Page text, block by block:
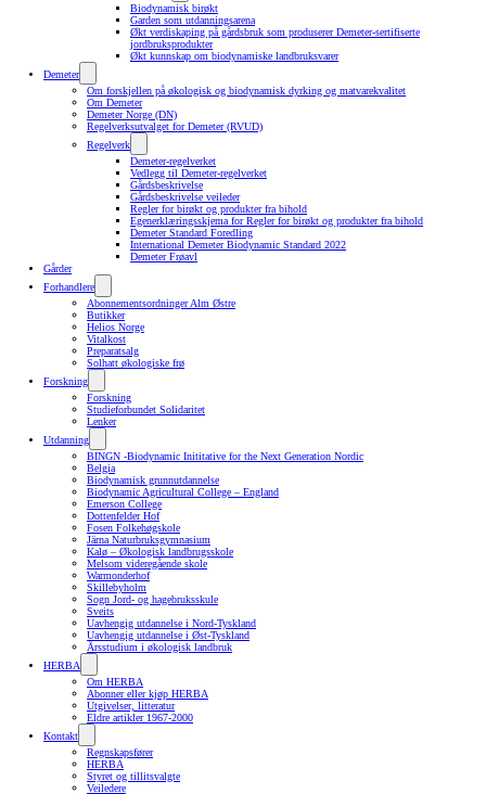
Biodynamisk birøkt
Garden som utdanningsarena
Økt verdiskaping på gårdsbruk som produserer Demeter-sertifiserte
jordbruksprodukter
Økt kunnskap om biodynamiske landbruksvarer
Demeter
Om forskjellen på økologisk og biodynamisk dyrking og matvarekvalitet
Om Demeter
Demeter Norge (DN)
Regelverksutvalget for Demeter (RVUD)
Regelverk
Demeter-regelverket
Vedlegg til Demeter-regelverket
Gårdsbeskrivelse
Gårdsbeskrivelse veileder
Regler for birøkt og produkter fra bihold
Egenerklæringsskjema for Regler for birøkt og produkter fra bihold
Demeter Standard Foredling
International Demeter Biodynamic Standard 2022
Demeter Frøavl
Gårder
Forhandlere
Abonnementsordninger Alm Østre
Butikker
Helios Norge
Vitalkost
Preparatsalg
Solhatt økologiske frø
Forskning
Forskning
Studieforbundet Solidaritet
Lenker
Utdanning
BINGN -Biodynamic Inititative for the Next Generation Nordic
Belgia
Biodynamisk grunnutdannelse
Biodynamic Agricultural College – England
Emerson College
Dottenfelder Hof
Fosen Folkehøgskole
Järna Naturbruksgymnasium
Kalø – Økologisk landbrugsskole
Melsom videregående skole
Warmonderhof
Skillebyholm
Sogn Jord- og hagebruksskule
Sveits
Uavhengig utdannelse i Nord-Tyskland
Uavhengig utdannelse i Øst-Tyskland
Årsstudium i økologisk landbruk
HERBA
Om HERBA
Abonner eller kjøp HERBA
Utgivelser, litteratur
Eldre artikler 1967-2000
Kontakt
Regnskapsfører
HERBA
Styret og tillitsvalgte
Veiledere